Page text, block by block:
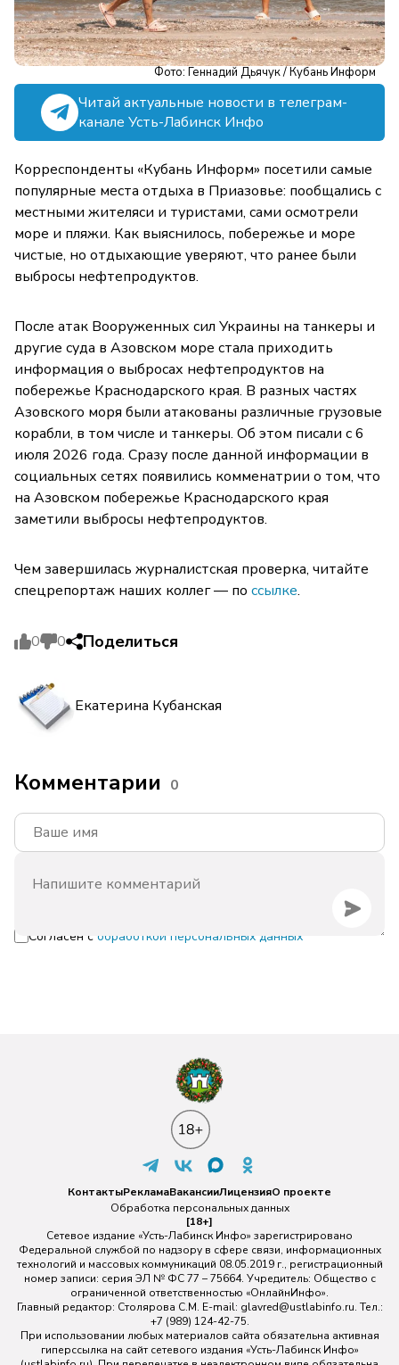
Фото: Геннадий Дьячук / Кубань Информ
Читай актуальные новости в телеграм-
канале Усть-Лабинск Инфо
Корреспонденты «Кубань Информ» посетили самые
популярные места отдыха в Приазовье: пообщались с
местными жителяси и туристами, сами осмотрели
море и пляжи. Как выяснилось, побережье и море
чистые, но отдыхающие уверяют, что ранее были
выбросы нефтепродуктов.
После атак Вооруженных сил Украины на танкеры и
другие суда в Азовском море стала приходить
информация о выбросах нефтепродуктов на
побережье Краснодарского края. В разных частях
Азовского моря были атакованы различные грузовые
корабли, в том числе и танкеры. Об этом писали с 6
июля 2026 года. Сразу после данной информации в
социальных сетях появились комменатрии о том, что
на Азовском побережье Краснодарского края
заметили выбросы нефтепродуктов.
Чем завершилась журналистская проверка, читайте
спецрепортаж наших коллег — по ссылке.
0 0 Поделиться
Екатерина Кубанская
Комментарии 0
Согласен с обработкой персональных данных
КонтактыРекламаВакансииЛицензияО проекте
Обработка персональных данных
[18+]
Сетевое издание «Усть-Лабинск Инфо» зарегистрировано
Федеральной службой по надзору в сфере связи, информационных
технологий и массовых коммуникаций 08.05.2019 г., регистрационный
номер записи: серия ЭЛ № ФС 77 – 75664. Учредитель: Общество с
ограниченной ответственностью «ОнлайнИнфо».
Главный редактор: Столярова С.М. E-mail: glavred@ustlabinfo.ru. Тел.:
+7 (989) 124-42-75.
При использовании любых материалов сайта обязательна активная
гиперссылка на сайт сетевого издания «Усть-Лабинск Инфо»